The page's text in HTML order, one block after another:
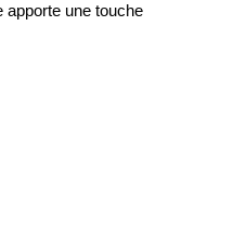
apporte une touche